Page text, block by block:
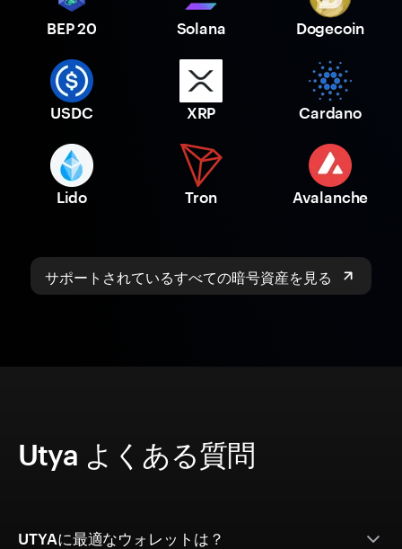
BEP 20 Solana Dogecoin
USDC XRP Cardano
Lido Tron Avalanche
サポートされているすべての暗号資産を見る
Utya よくある質問
UTYAに最適なウォレットは？